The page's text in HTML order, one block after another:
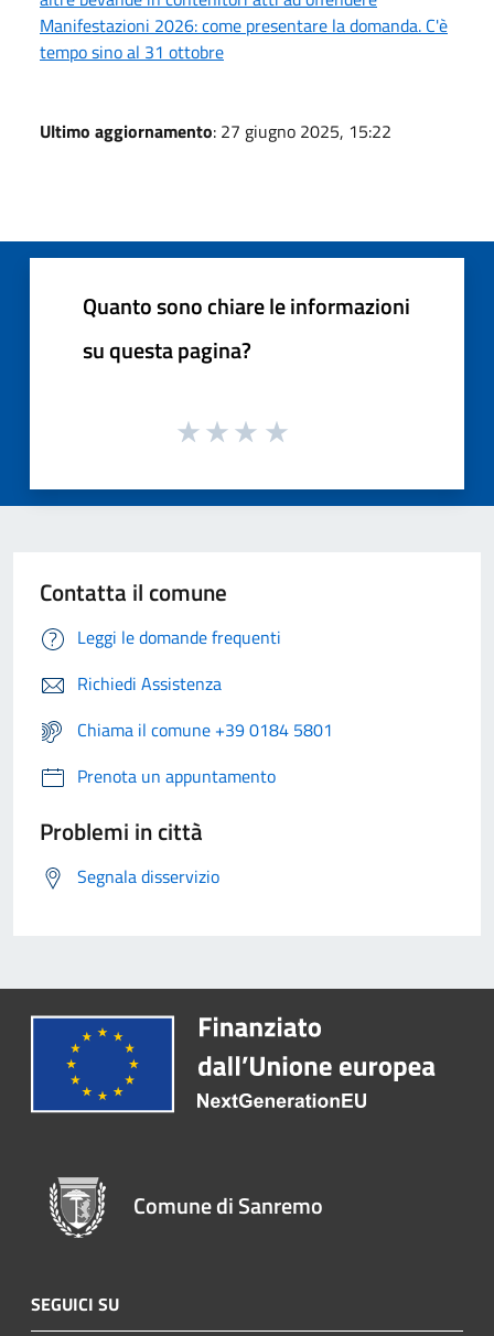
Manifestazioni 2026: come presentare la domanda. C'è
tempo sino al 31 ottobre
Ultimo aggiornamento: 27 giugno 2025, 15:22
Quanto sono chiare le informazioni
su questa pagina?
Contatta il comune
Leggi le domande frequenti
Richiedi Assistenza
Chiama il comune +39 0184 5801
Prenota un appuntamento
Problemi in città
Segnala disservizio
Comune di Sanremo
SEGUICI SU